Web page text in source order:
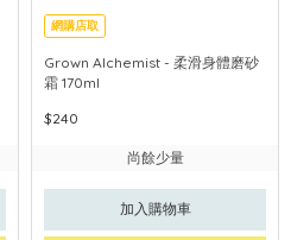
網購店取
Grown Alchemist - 柔滑身體磨砂
霜 170ml
$240
尚餘少量
加入購物車